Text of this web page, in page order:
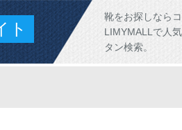
ト
靴をお探しなら
LIMYMALLで人
タン検索。